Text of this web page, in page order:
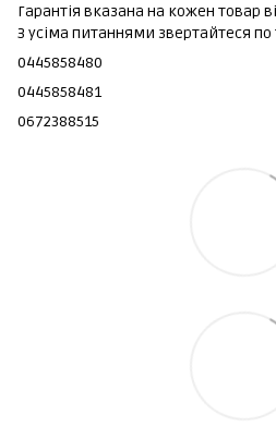
Гарантія вказана на кожен товар
З усіма питаннями звертайтеся
0445858480
0445858481
0672388515